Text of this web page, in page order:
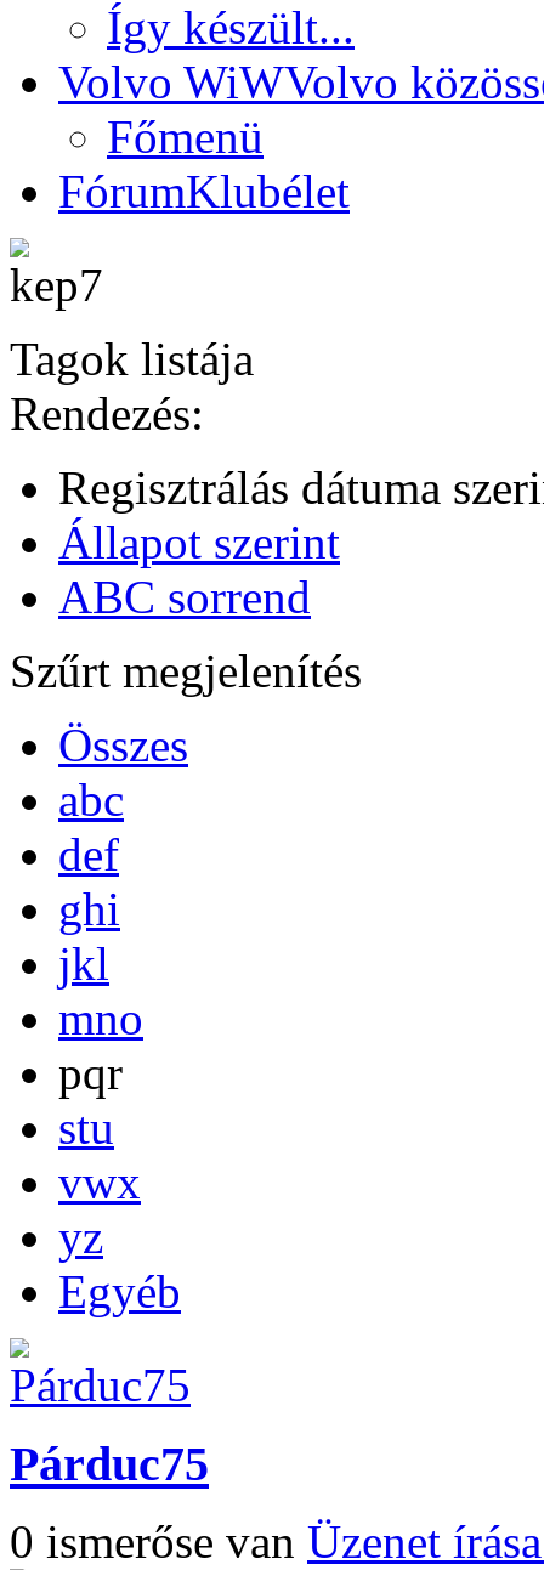
Így készült...
Volvo WiWVolvo
Főmenü
FórumKlubélet
Tagok listája
Rendezés:
Regisztrálás dátuma
Állapot szerint
ABC sorrend
Szűrt megjelenítés
Összes
abc
def
ghi
jkl
mno
pqr
stu
vwx
yz
Egyéb
Párduc75
0 ismerőse van Üzenet